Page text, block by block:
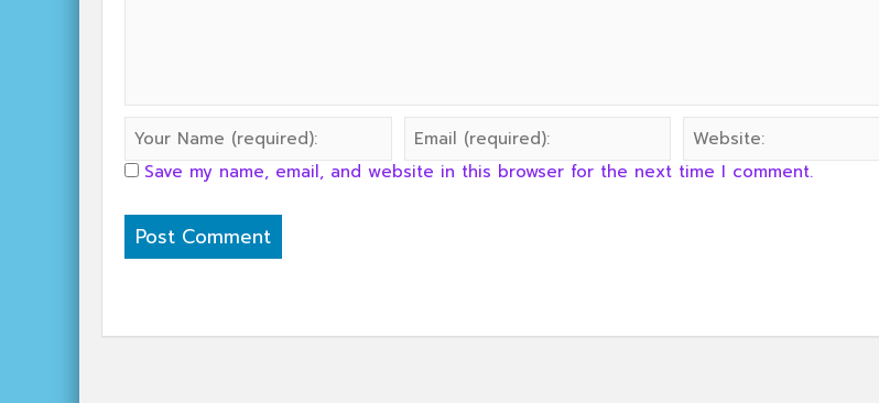
Save my name, email, and website in this browser for the next time I comment.